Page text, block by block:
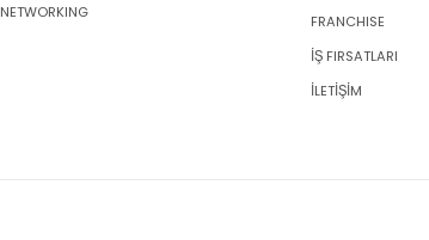
NETWORKING
FRANCHISE
İŞ FIRSATLARI
İLETİŞİM